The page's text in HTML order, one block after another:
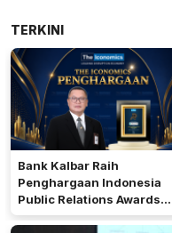
TERKINI
Bank Kalbar Raih
Penghargaan Indonesia
Public Relations Awards
2026